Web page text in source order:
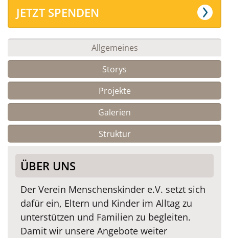
JETZT SPENDEN
Allgemeines
Storys
Projekte
Galerien
Struktur
ÜBER UNS
Der Verein Menschenskinder e.V. setzt sich
dafür ein, Eltern und Kinder im Alltag zu
unterstützen und Familien zu begleiten.
Damit wir unsere Angebote weiter